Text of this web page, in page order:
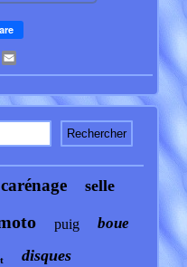
Pinterest
carénage selle
puig boue
disques